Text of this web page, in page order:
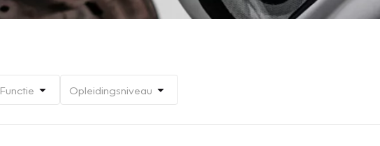
Functie Opleidingsniveau